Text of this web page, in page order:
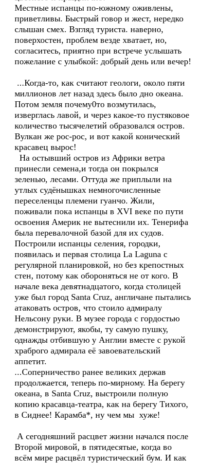
Местные испанцы по-южному оживлены,
приветливы. Быстрый говор и жест, нередко
слышан смех. Взгляд туриста. наверно,
поверхостен, проблем везде хватает, но,
согласитесь, приятно при встрече услышать
пожелание с улыбкой: добрый день или вечер!
...Когда-то, как считают геологи, около пяти
миллионов лет назад здесь было дно океана.
Потом земля почему0то возмутилась,
изверглась лавой, и через какое-то пустяковое
количество тысячелетий образовался остров.
Вулкан же рос-рос, и вот какой конический
красавец вырос!
На остывший остров из Африки ветра
принесли семена,и тогда он покрылся
зеленью, лесами. Оттуда же приплыли на
утлых судёнышках немногочисленные
переселенцы племени гуанчо. Жили,
поживали пока испанцы в XVI веке по пути
освоения Америк не вытеснили их. Тенерифа
была перевалочной базой для их судов.
Построили испанцы селения, городки,
появилась и первая столица La Laguna с
регулярной планировкой, но без крепостных
стен, потому как обороняться не от кого. В
начале века девятнадцатого, когда столицей
уже был город Santa Cruz, англичане пытались
атаковать остров, что стоило адмиралу
Нельсону руки. В музее города с гордостью
демонстрируют, якобы, ту самую пушку,
однажды отбившую у Англии вместе с рукой
храброго адмирала её завоевательский
аппетит.
...Соперничество ранее великих держав
продолжается, теперь по-мирному. На берегу
океана, в Santa Cruz, выстроили полную
копию красавца-театра, как на берегу Тихого,
в Сиднее! Карамба*, ну чем мы хуже!
А сегодняшний расцвет жизни начался после
Второй мировой, в пятидесятые, когда во
всём мире расцвёл туристический бум. И как